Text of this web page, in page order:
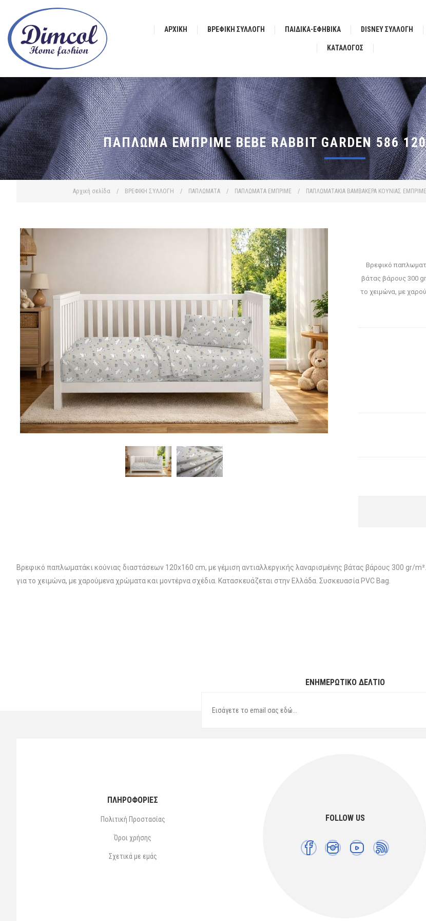
ΑΡΧΙΚΉ ΒΡΕΦΙΚΗ ΣΥΛΛΟΓΗ ΠΑΙΔΙΚΑ-ΕΦΗΒΙΚΑ DISNEY ΣΥΛΛΟΓΗ
ΚΑΤΆΛΟΓΟΣ
Αρχική σελίδα / ΒΡΕΦΙΚΗ ΣΥΛΛΟΓΗ / ΠΑΠΛΩΜΑΤΑ / ΠΑΠΛΩΜΑΤΑ ΕΜΠΡΙΜΕ / ΠΑΠΛΩΜΑΤΑΚΙΑ ΒΑΜΒΑΚΕΡΑ ΚΟΥΝΙΑΣ ΕΜΠΡΙΜΕ
ΠΆΠΛΩΜΑ ΕΜΠΡΙΜΈ BEBE RABBIT GARDEN 586
Βρεφικό
βάτας βάρους 300
το χειμώνα, με
Βρεφικό παπλωματάκι κούνιας διαστάσεων 120x160 cm, με γέμιση αντιαλλεργικής λαναρισμένης βάτας βάρους 300 gr/
για το χειμώνα, με χαρούμενα χρώματα και μοντέρνα σχέδια. Κατασκευάζεται στην Ελλάδα. Συσκευασία PVC Bag.
ΕΝΗΜΕΡΩΤΙΚΌ ΔΕΛΤΊΟ
FOLLOW US
ΠΛΗΡΟΦΟΡΙΕΣ
Πολιτική Προστασίας
Όροι χρήσης
Σχετικά με εμάς